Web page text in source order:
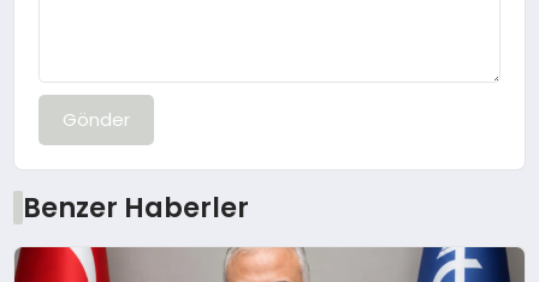
Gönder
Benzer Haberler